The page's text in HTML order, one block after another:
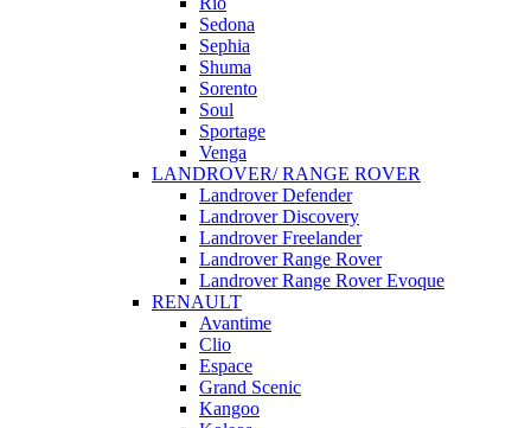
Sedona
Sephia
Shuma
Sorento
Soul
Sportage
Venga
LANDROVER/ RANGE ROVER
Landrover Defender
Landrover Discovery
Landrover Freelander
Landrover Range Rover
Landrover Range Rover Evoque
RENAULT
Avantime
Clio
Espace
Grand Scenic
Kangoo